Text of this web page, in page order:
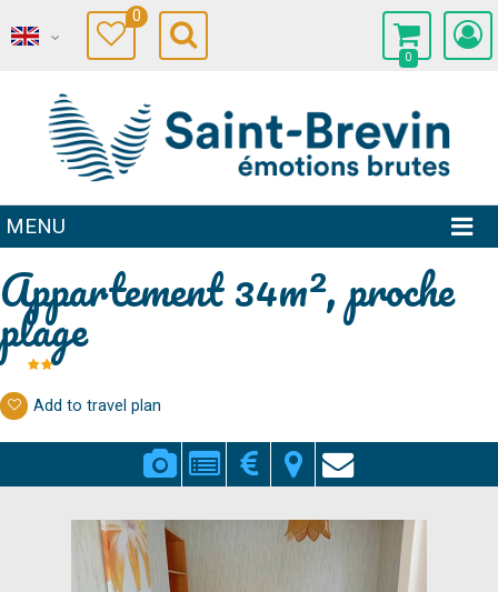
0
0
MENU
Appartement 34m², proche
plage
Add to travel plan